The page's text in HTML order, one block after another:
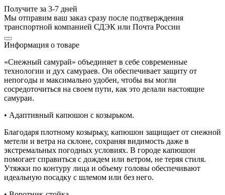
Получите за 3-7 дней
Мы отправим ваш заказ сразу после подтверждения
транспортной компанией СДЭК или Почта России
Информация о товаре
«Снежный самурай» объединяет в себе современные
технологии и дух самураев. Он обеспечивает защиту от
непогоды и максимально удобен, чтобы вы могли
сосредоточиться на своем пути, как это делали настоящие
самураи.
• Адаптивный капюшон с козырьком.
Благодаря плотному козырьку, капюшон защищает от снежной
метели и ветра на склоне, сохраняя видимость даже в
экстремальных погодных условиях. В городе капюшон
помогает справиться с дождем или ветром, не теряя стиля.
Утяжки по контуру лица и объему головы обеспечивают
идеальную посадку с шлемом или без него.